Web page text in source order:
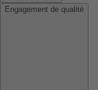
Engagement de qualité